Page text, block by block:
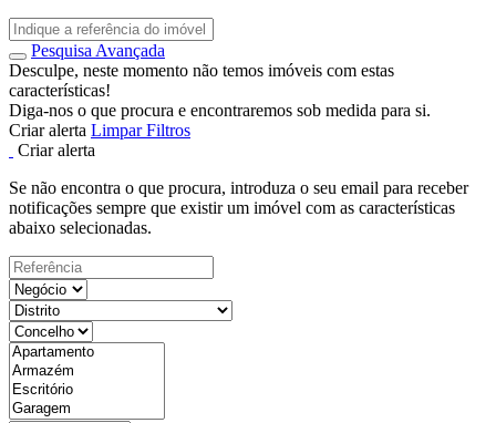
Pesquisa Avançada
Desculpe, neste momento não temos imóveis com estas
características!
Diga-nos o que procura e encontraremos sob medida para si.
Criar alerta Limpar Filtros
Criar alerta
Se não encontra o que procura, introduza o seu email para receber
notificações sempre que existir um imóvel com as características
abaixo selecionadas.